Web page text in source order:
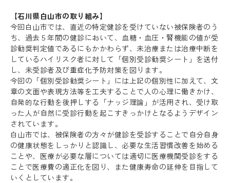
【石川県白山市の取り組み】
今回白山市では、直近の特定健診を受けていない被保険者のう
ち、過去５年間の健診において、血糖・血圧・腎機能の値が受
診勧奨判定値であるにもかかわらず、未治療または治療中断を
しているハイリスク者に対して「個別受診勧奨シート」を送付
し、未受診者及び重症化予防対策を図ります。
今回の「個別受診勧奨シート」には上記の個別性に加えて、文
章の文面や表現方法等を工夫することで人の心理に働きかけ、
自発的な行動を後押しする「ナッジ理論」が活用され、受け取
った人が自然に受診行動を起こすきっかけとなるようデザイン
されています。
白山市では、被保険者の方々が健診を受診することで自分自身
の健康状態をしっかりと認識し、必要な生活習慣改善を始める
ことや、医療が必要な層については適切に医療機関受診をする
ことで医療費の適正化を図り、また健康寿命の延伸を目指して
いくとしています。